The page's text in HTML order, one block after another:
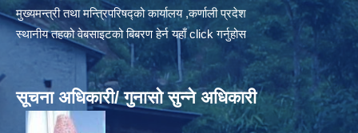
मुख्यमन्त्री तथा मन्त्रिपरिषद्को कार्यालय ,कर्णाली प्रदेश
स्थानीय तहको वेबसाइटको बिबरण हेर्न यहाँ click गर्नुहोस
सूचना अधिकारी/ गुनासो सुन्ने अधिकारी